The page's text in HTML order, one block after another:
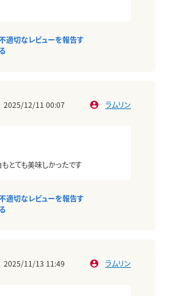
適切なレビューを報告す
る
2025/12/11 00:07 ラムリン
とても美味しかったです
適切なレビューを報告す
る
2025/11/13 11:49 ラムリン